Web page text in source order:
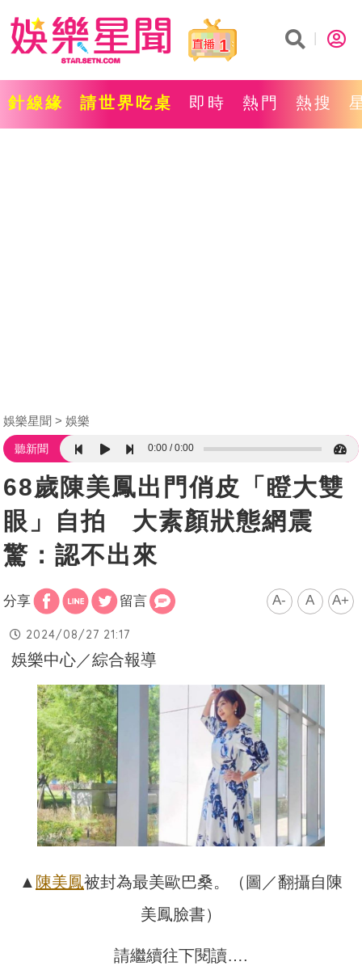
1
針線緣 請世界吃桌 即時 熱門 熱搜
娛樂星聞 娛樂
聽新聞 0:00 0:00
68歲陳美鳳出門俏皮「瞪大雙
眼」自拍 大素顏狀態網震
驚：認不出來
分享 留言 A- A A+
2024/08/27 21:17
娛樂中心／綜合報導
▲ 陳美鳳被封為最美歐巴桑。（圖／翻攝自陳
美鳳臉書）
請繼續往下閱讀….